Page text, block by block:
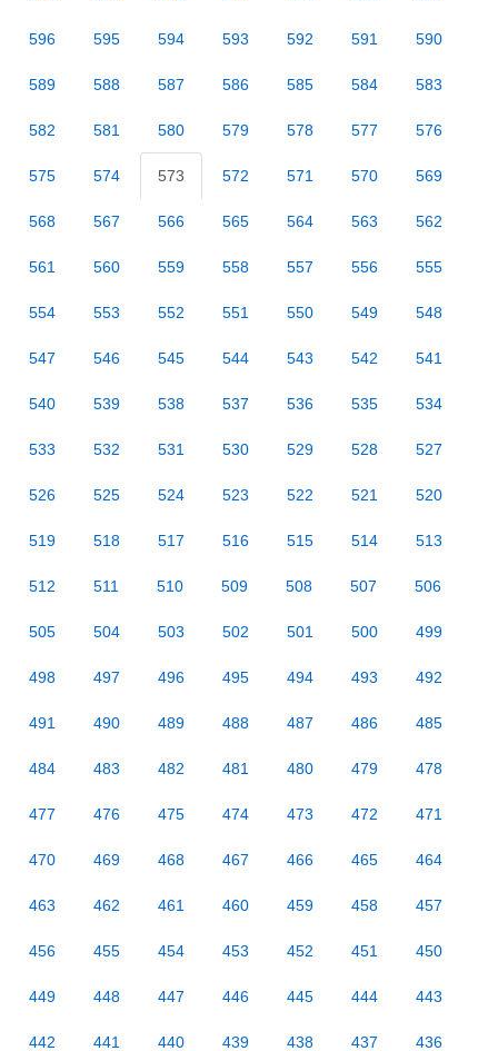
596 595 594 593 592 591 590
589 588 587 586 585 584 583
582 581 580 579 578 577 576
575 574 573 572 571 570 569
568 567 566 565 564 563 562
561 560 559 558 557 556 555
554 553 552 551 550 549 548
547 546 545 544 543 542 541
540 539 538 537 536 535 534
533 532 531 530 529 528 527
526 525 524 523 522 521 520
519 518 517 516 515 514 513
512 511 510 509 508 507 506
505 504 503 502 501 500 499
498 497 496 495 494 493 492
491 490 489 488 487 486 485
484 483 482 481 480 479 478
477 476 475 474 473 472 471
470 469 468 467 466 465 464
463 462 461 460 459 458 457
456 455 454 453 452 451 450
449 448 447 446 445 444 443
442 441 440 439 438 437 436